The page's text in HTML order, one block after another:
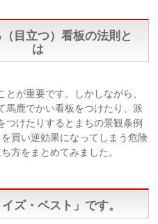
目立つ）看板の法則と
は
とが重要です。しかしながら、
馬鹿でかい看板をつけたり、派
つけたりするとまちの景観条例
買い逆効果になってしまう危険
方をまとめてみました。
ズ・ベスト」です。